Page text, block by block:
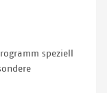
speziell